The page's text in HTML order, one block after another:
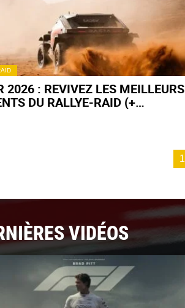
2026 : REVIVEZ LES MEILLEURS
DU RALLYE-RAID (+
1
VIDÉOS